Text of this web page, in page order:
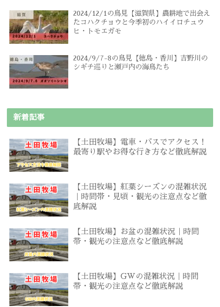
2024/12/1の鳥見【滋賀県】農耕地で出会え
たコハクチョウと今季初のハイイロチュウ
ヒ・トモエガモ
2024/9/7-8の鳥見【徳島・香川】吉野川の
シギチ巡りと瀬戸内の海鳥たち
新着記事
【土田牧場】電車・バスでアクセス！
最寄り駅やお得な行き方など徹底解説
【土田牧場】紅葉シーズンの混雑状況
｜時間帯・見頃・観光の注意点など徹
底解説
【土田牧場】お盆の混雑状況｜時間
帯・観光の注意点など徹底解説
【土田牧場】GWの混雑状況｜時間
帯・観光の注意点など徹底解説